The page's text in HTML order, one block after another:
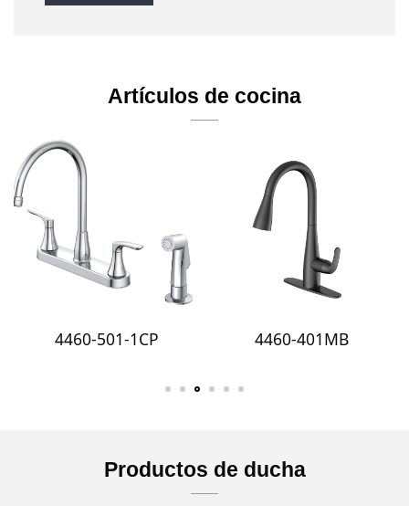
Artículos de cocina
4460-501-1CP 4460-401MB
Productos de ducha